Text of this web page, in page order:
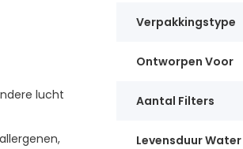
lucht
Verpakkingstype
Ontworpen Voor
Aantal Filters
Levensduur